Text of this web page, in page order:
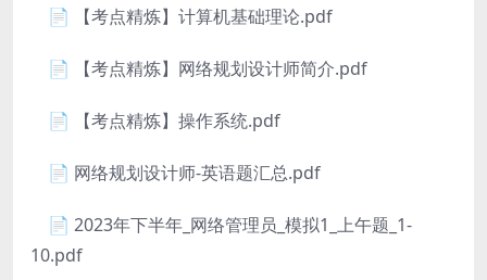
📄 【考点精炼】计算机基础理论.pdf
📄 【考点精炼】网络规划设计师简介.pdf
📄 【考点精炼】操作系统.pdf
📄 网络规划设计师-英语题汇总.pdf
📄 2023年下半年_网络管理员_模拟1_上午题_1-
10.pdf